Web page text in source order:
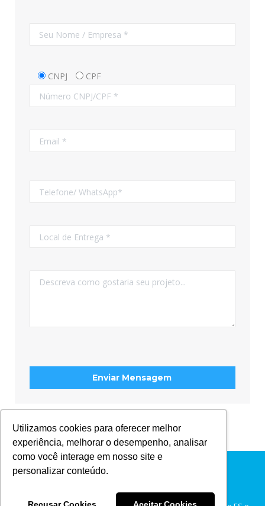
Utilizamos cookies para oferecer melhor
experiência, melhorar o desempenho, analisar
como você interage em nosso site e
personalizar conteúdo.
CNPJ CPF
Todos os Direitos Reservados Ⓒ